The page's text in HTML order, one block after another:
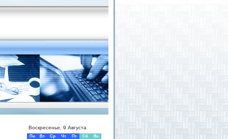
Воскресенье, 9 Августа
Пн Вт Ср Чт Пт Сб Вс